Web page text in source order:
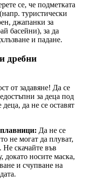
се, че подметката
туристически
джапанки за
басейни), за да
и падане.
дребни
от задавяне! Да се
за деца под
да не се оставят
Да не се
не могат да плуват,
Не скачайте във
докато носите маска,
и счупване на